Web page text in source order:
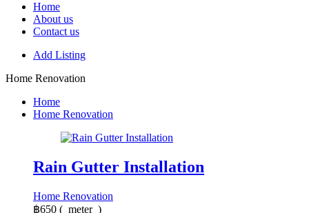
Home
About us
Contact us
Add Listing
Home Renovation
Home
Home Renovation
Rain Gutter Installation
Home Renovation
฿650 (_meter_)